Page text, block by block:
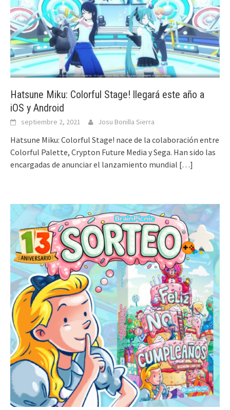
Hatsune Miku: Colorful Stage! llegará este año a
iOS y Android
septiembre 2, 2021 Josu Bonilla Sierra
Hatsune Miku: Colorful Stage! nace de la colaboración entre
Colorful Palette, Crypton Future Media y Sega. Han sido las
encargadas de anunciar el lanzamiento mundial […]